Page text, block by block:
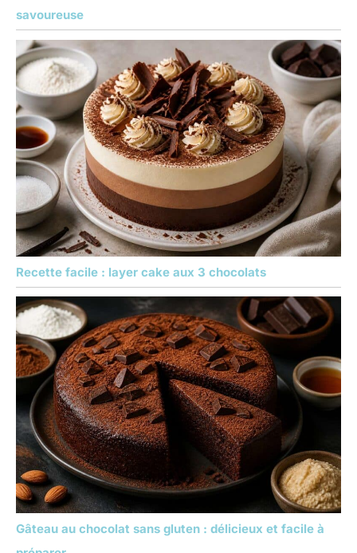
savoureuse
Recette facile : layer cake aux 3 chocolats
Gâteau au chocolat sans gluten : délicieux et facile à